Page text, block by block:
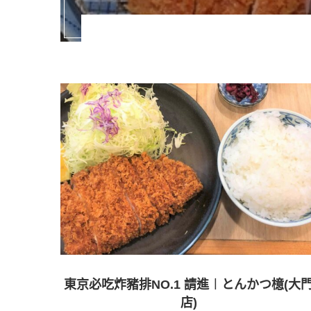
東京必吃炸豬排NO.1 請進︱とんかつ檍(大門
店)